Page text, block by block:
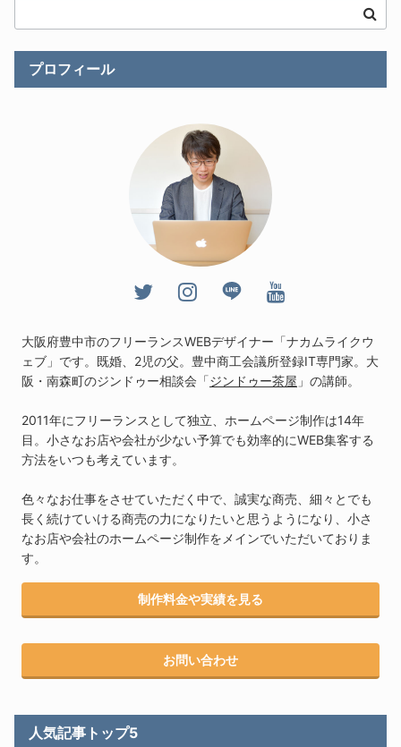
プロフィール
大阪府豊中市のフリーランスWEBデザイナー「ナカムライクウ
ェブ」です。既婚、2児の父。豊中商工会議所登録IT専門家。大
阪・南森町のジンドゥー相談会「ジンドゥー茶屋 」の講師。
2011年にフリーランスとして独立、ホームページ制作は14年
目。小さなお店や会社が少ない予算でも効率的にWEB集客する
方法をいつも考えています。
色々なお仕事をさせていただく中で、誠実な商売、細々とでも
長く続けていける商売の力になりたいと思うようになり、小さ
なお店や会社のホームページ制作をメインでいただいておりま
す。
制作料金や実績を見る
お問い合わせ
人気記事トップ5